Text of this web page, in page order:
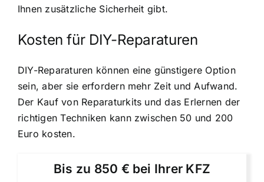
Ihnen zusätzliche Sicherheit gibt.
Kosten für DIY-Reparaturen
DIY-Reparaturen können eine günstigere Option
sein, aber sie erfordern mehr Zeit und Aufwand.
Der Kauf von Reparaturkits und das Erlernen der
richtigen Techniken kann zwischen 50 und 200
Euro kosten.
Bis zu 850 € bei Ihrer KFZ